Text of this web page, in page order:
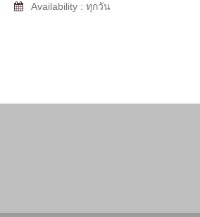
Availability : ทุกวัน